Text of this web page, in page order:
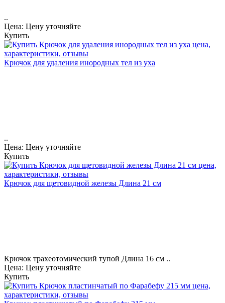
..
Цена: Цену уточняйте
Купить
Крючок для удаления инородных тел из уха
..
Цена: Цену уточняйте
Купить
Крючок для щетовидной железы Длина 21 см
Крючок трахеотомический тупой Длина 16 см ..
Цена: Цену уточняйте
Купить